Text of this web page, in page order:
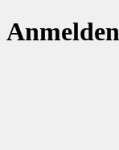
Anmelden